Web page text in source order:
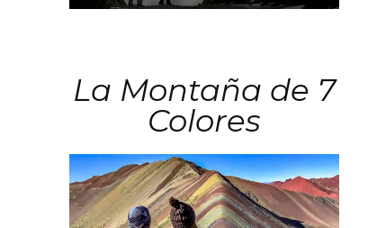
La Montaña de 7
Colores